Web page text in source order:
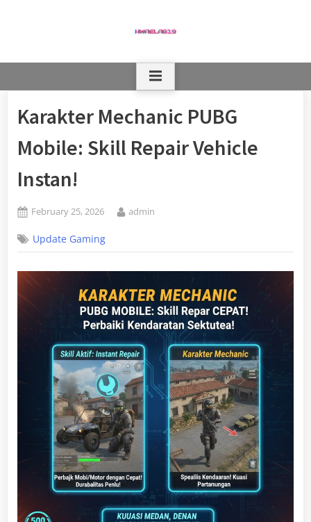
Karakter Mechanic PUBG
Mobile: Skill Repair Vehicle
Instan!
Posted
February 25, 2026 By
admin
Update Gaming